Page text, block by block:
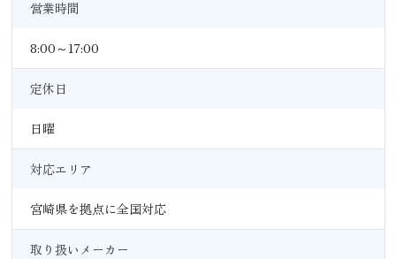
営業時間
8:00～17:00
定休日
日曜
対応エリア
宮崎県を拠点に全国対応
取り扱いメーカー